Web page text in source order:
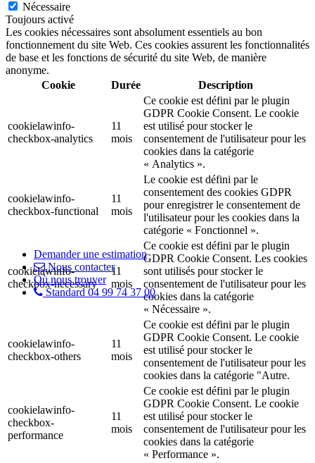
Nécessaire
Toujours activé
Les cookies nécessaires sont absolument essentiels au bon
fonctionnement du site Web. Ces cookies assurent les fonctionnalités
de base et les fonctions de sécurité du site Web, de manière
anonyme.
Cookie
Durée Description
cookielawinfo-
checkbox-analytics
11
mois
Ce cookie est défini par le plugin
GDPR Cookie Consent. Le cookie
est utilisé pour stocker le
consentement de l'utilisateur pour les
cookies dans la catégorie
« Analytics ».
cookielawinfo-
checkbox-functional
11
mois
Le cookie est défini par le
consentement des cookies GDPR
pour enregistrer le consentement de
l'utilisateur pour les cookies dans la
catégorie « Fonctionnel ».
cookielawinfo-
checkbox-necessary
11
mois
Ce cookie est défini par le plugin
GDPR Cookie Consent. Les cookies
sont utilisés pour stocker le
consentement de l'utilisateur pour les
cookies dans la catégorie
« Nécessaire ».
cookielawinfo-
checkbox-others
11
mois
Ce cookie est défini par le plugin
GDPR Cookie Consent. Le cookie
est utilisé pour stocker le
consentement de l'utilisateur pour les
cookies dans la catégorie "Autre.
cookielawinfo-
checkbox-
performance
11
mois
Ce cookie est défini par le plugin
GDPR Cookie Consent. Le cookie
est utilisé pour stocker le
consentement de l'utilisateur pour les
cookies dans la catégorie
« Performance ».
Demander une estimation
Nous contacter
Où nous trouver
Standard 04 99 74 37 00